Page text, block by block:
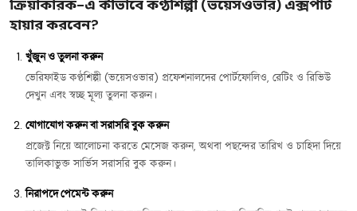
ক্রিয়াকারক-এ কীভাবে কণ্ঠশিল্পী (ভয়েসওভার) এক্সপার্ট
হায়ার করবেন?
খুঁজুন ও তুলনা করুন
ভেরিফাইড কণ্ঠশিল্পী (ভয়েসওভার) প্রফেশনালদের পোর্টফোলিও, রেটিং ও রিভিউ
দেখুন এবং স্বচ্ছ মূল্য তুলনা করুন।
যোগাযোগ করুন বা সরাসরি বুক করুন
প্রজেক্ট নিয়ে আলোচনা করতে মেসেজ করুন, অথবা পছন্দের তারিখ ও চাহিদা দিয়ে
তালিকাভুক্ত সার্ভিস সরাসরি বুক করুন।
নিরাপদে পেমেন্ট করুন